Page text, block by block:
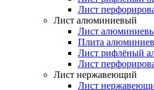
Лист
Лист алюминиевый
Лист
Плита
Лист рифлёный
Лист
Лист нержавеющий
Лист